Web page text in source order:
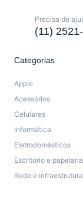
Precisa de
(11)
Categorias
Apple
Acessórios
Celulares
Informática
Eletrodomésticos
Escritorio e papelaria
Rede e infraestrutura